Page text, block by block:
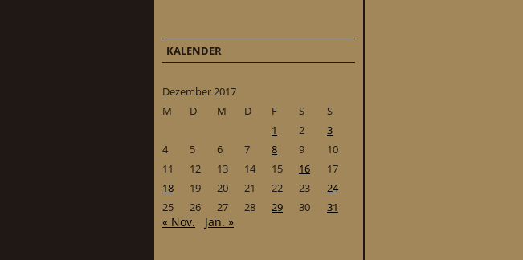
KALENDER
Dezember 2017
M
D M D F S
S
1
2
3
4
5 6 7 8 9
10
11
12 13 14 15 16
17
18
19 20 21 22 23
24
25
26 27 28 29 30 31
« Nov. Jan. »